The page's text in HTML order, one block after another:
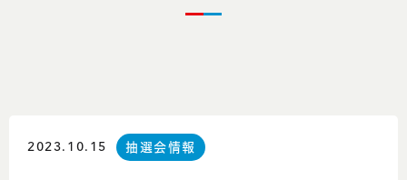
2023.10.15 抽選会情報